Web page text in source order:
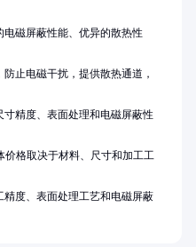
电磁屏蔽性能、优异的散热性
止电磁干扰，提供散热通道，
寸精度、表面处理和电磁屏蔽性
价格取决于材料、尺寸和加工工
精度、表面处理工艺和电磁屏蔽